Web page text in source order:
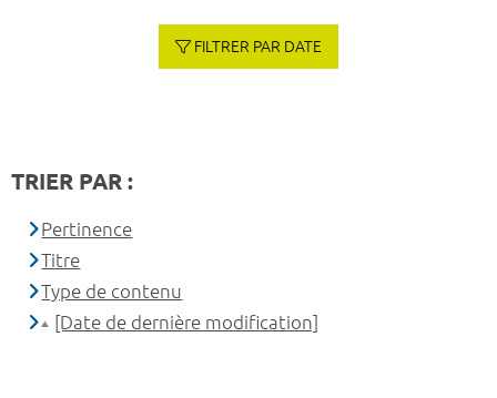
FILTRER PAR DATE
TRIER PAR :
Pertinence
Titre
Type de contenu
[Date de dernière modification]